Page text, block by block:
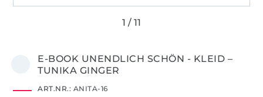
E-BOOK UNENDLICH SCHÖN - KLEID –
TUNIKA GINGER
ART.NR.: ANITA-16